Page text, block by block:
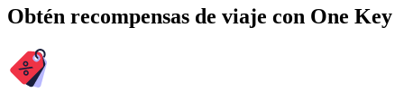
Obtén recompensas de viaje con One Key